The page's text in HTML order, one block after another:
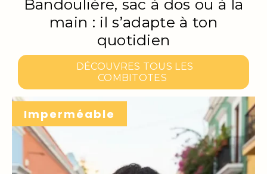
Bandoulière, sac à dos ou à la
main : il s’adapte à ton
quotidien
DÉCOUVRES TOUS LES
COMBITOTES
Imperméable